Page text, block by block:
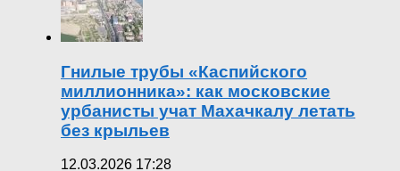
Гнилые трубы «Каспийского
миллионника»: как московские
урбанисты учат Махачкалу летать
без крыльев
12.03.2026 17:28